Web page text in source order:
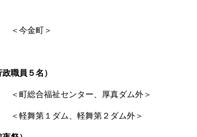
今金町＞
職員５名）
総合福祉センター、厚真ダム外＞
第１ダム、軽舞第２ダム外＞